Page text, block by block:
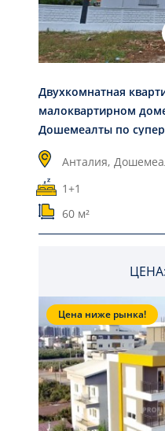
Двухкомнатная
малоквартирном
Дошемеалты по
Анталия,
1+1
60 м²
ЦЕНА:
Цена ниже рынка!